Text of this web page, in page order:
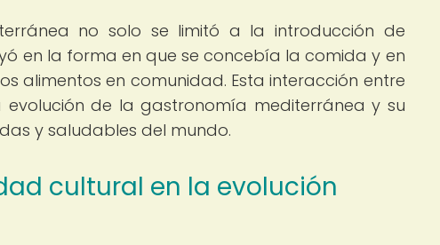
no solo se limitó a la introducción de
en la forma en que se concebía la comida y en
alimentos en comunidad. Esta interacción entre
de la gastronomía mediterránea y su
y saludables del mundo.
cultural en la evolución